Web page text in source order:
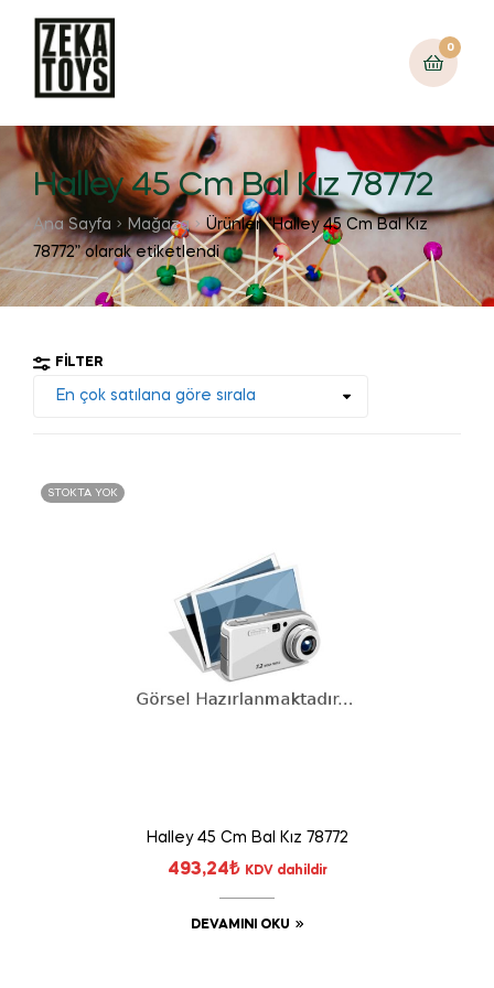
0
Halley 45 Cm Bal Kız 78772
Ana Sayfa Mağaza
Ürünler “Halley 45 Cm Bal Kız
78772” olarak etiketlendi
FILTER
STOKTA YOK
Halley 45 Cm Bal Kız 78772
493,24₺ KDV dahildir
DEVAMINI OKU